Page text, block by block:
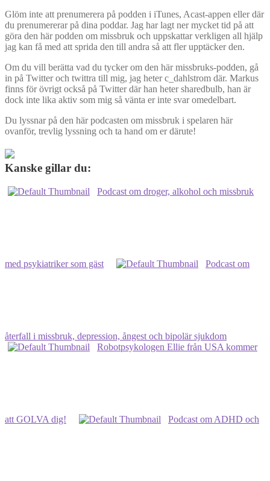
Glöm inte att prenumerera på podden i iTunes, Acast-appen eller där
du prenumererar på dina poddar. Jag har lagt ner mycket tid på att
göra den här podden om missbruk och uppskattar verkligen all hjälp
jag kan få med att sprida den till andra så att fler upptäcker den.
Om du vill berätta vad du tycker om den här missbruks-podden, gå
in på Twitter och twittra till mig, jag heter c_dahlstrom där. Markus
finns för övrigt också på Twitter där han heter sharedbulb, han är
dock inte lika aktiv som mig så vänta er inte svar omedelbart.
Du lyssnar på den här podcasten om missbruk i spelaren här
ovanför, trevlig lyssning och ta hand om er därute!
Kanske gillar du:
Podcast om droger, alkohol och missbruk
med psykiatriker som gäst Podcast om
återfall i missbruk, depression, ångest och bipolär sjukdom
Robotpsykologen Ellie från USA kommer
att GOLVA dig! Podcast om ADHD och